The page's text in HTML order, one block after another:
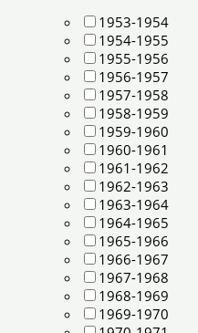
1953-1954
1954-1955
1955-1956
1956-1957
1957-1958
1958-1959
1959-1960
1960-1961
1961-1962
1962-1963
1963-1964
1964-1965
1965-1966
1966-1967
1967-1968
1968-1969
1969-1970